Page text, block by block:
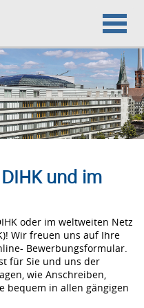
und im
oder im weltweiten Netz
Wir freuen uns auf Ihre
Bewerbungsformular.
für Sie und uns der
wie Anschreiben,
bequem in allen gängigen